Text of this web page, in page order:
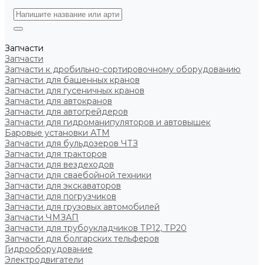
Запчасти
Запчасти
Запчасти к дробильно-сортировочному оборудованию
Запчасти для башенных кранов
Запчасти для гусеничных кранов
Запчасти для автокранов
Запчасти для автогрейдеров
Запчасти для гидроманипуляторов и автовышек
Баровые установки АТМ
Запчасти для бульдозеров ЧТЗ
Запчасти для тракторов
Запчасти для вездеходов
Запчасти для сваебойной техники
Запчасти для экскаваторов
Запчасти для погрузчиков
Запчасти для грузовых автомобилей
Запчасти ЧМЗАП
Запчасти для трубоукладчиков ТР12, ТР20
Запчасти для болгарских тельферов
Гидрооборудование
Электродвигатели